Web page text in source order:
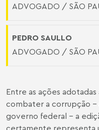
ADVOGADO / SÃO
PEDRO SAULLO
ADVOGADO / SÃO
Entre as ações
combater a corrupção –
governo federal – a
certamente representa